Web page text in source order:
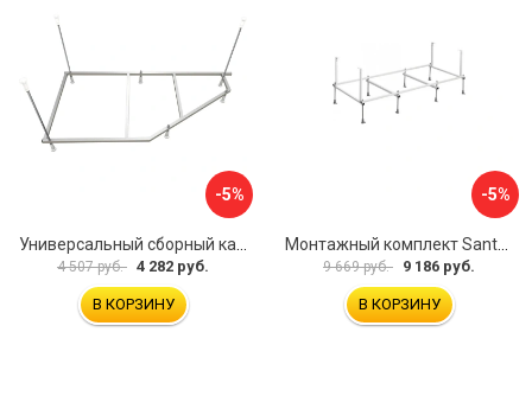
-5%
4 507 руб. 4 282 руб.
В КОРЗИНУ
-5%
9 669 руб. 9 186 руб.
В КОРЗИНУ